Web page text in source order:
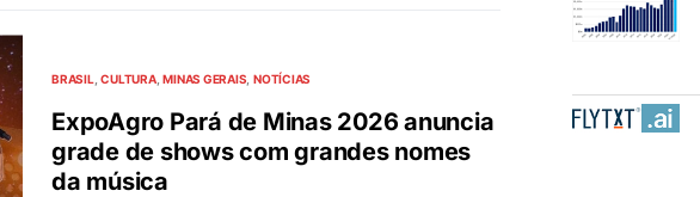
BRASIL CULTURA MINAS GERAIS NOTÍCIAS
ExpoAgro Pará de Minas 2026 anuncia
grade de shows com grandes nomes
da música